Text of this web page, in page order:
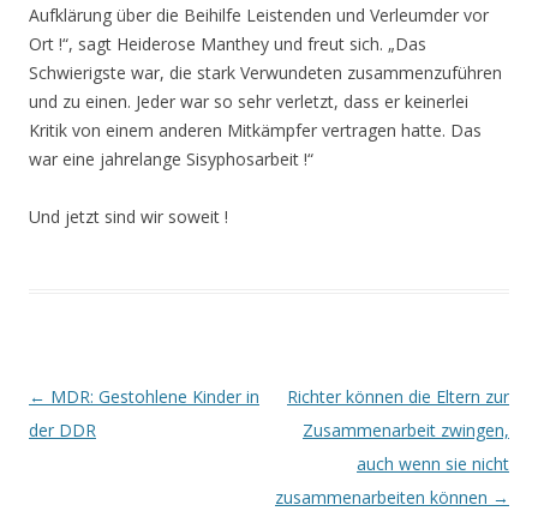
Aufklärung über die Beihilfe Leistenden und Verleumder vor
Ort !“, sagt Heiderose Manthey und freut sich. „Das
Schwierigste war, die stark Verwundeten zusammenzuführen
und zu einen. Jeder war so sehr verletzt, dass er keinerlei
Kritik von einem anderen Mitkämpfer vertragen hatte. Das
war eine jahrelange Sisyphosarbeit !“
Und jetzt sind wir soweit !
Beitrags-
Navigation
← MDR: Gestohlene Kinder in
der DDR
Richter können die Eltern zur
Zusammenarbeit zwingen,
auch wenn sie nicht
zusammenarbeiten können →